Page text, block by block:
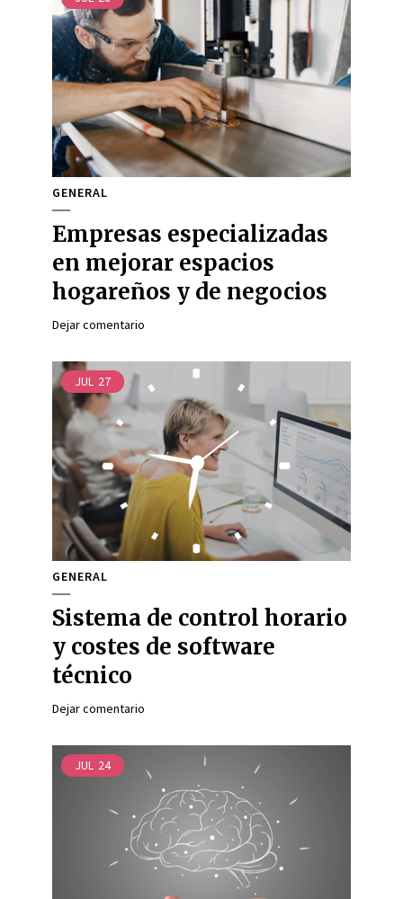
GENERAL
Empresas especializadas
en mejorar espacios
hogareños y de negocios
Dejar comentario
JUL 27
GENERAL
Sistema de control horario
y costes de software
técnico
Dejar comentario
JUL 24